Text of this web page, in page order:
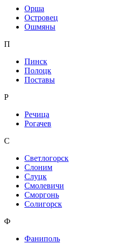
Орша
Островец
Ошмяны
П
Пинск
Полоцк
Поставы
Р
Речица
Рогачев
С
Светлогорск
Слоним
Слуцк
Смолевичи
Сморгонь
Солигорск
Ф
Фаниполь